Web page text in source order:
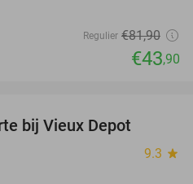
Regulier €81,90
€43,90
bij Vieux Depot
9.3 star